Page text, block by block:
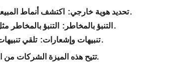
تحديد هوية خارجي:اكتشف أنماط المبيعات غير العادية التي يمكن أن تشير إلى المشكلات أو الفرص المحتملة.
التنبؤ بالمخاطر: التنبؤ بالمخاطر مثل انخفاضات الإيرادات ، أو مضغ العميل ، أو اضطرابات سلسلة التوريد.
تنبيهات وإشعارات:تلقي تنبيهات في الوقت الفعلي عندما تنخفض التوقعات خارج النطاقات المتوقعة.
تتيح هذه الميزة الشركات من التصرف بشكل استباقي لتخفيف المخاطر والاستفادة من الفرص الناشئة.